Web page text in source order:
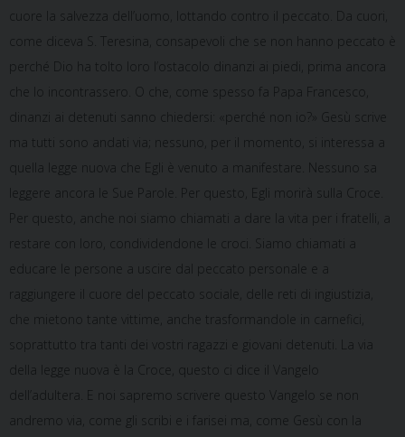
cuore la salvezza dell’uomo, lottando contro il peccato. Da cuori,
come diceva S. Teresina, consapevoli che se non hanno peccato è
perché Dio ha tolto loro l’ostacolo dinanzi ai piedi, prima ancora
che lo incontrassero. O che, come spesso fa Papa Francesco,
dinanzi ai detenuti sanno chiedersi: «perché non io?» Gesù scrive
ma tutti sono andati via; nessuno, per il momento, si interessa a
quella legge nuova che Egli è venuto a manifestare. Nessuno sa
leggere ancora le Sue Parole. Per questo, Egli morirà sulla Croce.
Per questo, anche noi siamo chiamati a dare la vita per i fratelli, a
restare con loro, condividendone le croci. Siamo chiamati a
educare le persone a uscire dal peccato personale e a
raggiungere il cuore del peccato sociale, delle reti di ingiustizia,
che mietono tante vittime, anche trasformandole in carnefici,
soprattutto tra tanti dei vostri ragazzi e giovani detenuti. La via
della legge nuova è la Croce, questo ci dice il Vangelo
dell’adultera. E noi sapremo scrivere questo Vangelo se non
andremo via, come gli scribi e i farisei ma, come Gesù con la